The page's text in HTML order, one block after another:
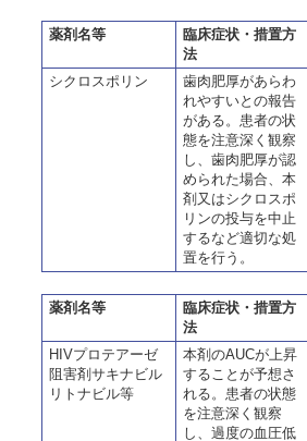
薬剤名等
臨床症状・措置方
法
シクロスポリン
歯肉肥厚があらわ
れやすいとの報告
がある。患者の状
態を注意深く観察
し、歯肉肥厚が認
められた場合、本
剤又はシクロスポ
リンの投与を中止
するなど適切な処
置を行う。
薬剤名等
臨床症状・措置方
法
HIVプロテアーゼ
阻害剤サキナビル
リトナビル等
本剤のAUCが上昇
することが予想さ
れる。患者の状態
を注意深く観察
し、過度の血圧低